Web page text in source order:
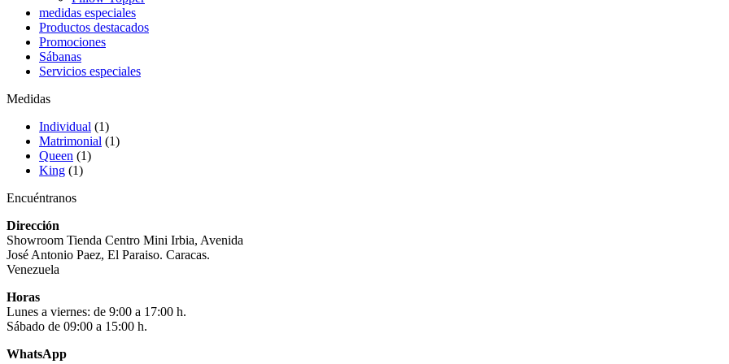
medidas especiales
Productos destacados
Promociones
Sábanas
Servicios especiales
Medidas
Individual (1)
Matrimonial (1)
Queen (1)
King (1)
Encuéntranos
Dirección
Showroom Tienda Centro Mini Irbia, Avenida
José Antonio Paez, El Paraiso. Caracas.
Venezuela
Horas
Lunes a viernes: de 9:00 a 17:00 h.
Sábado de 09:00 a 15:00 h.
WhatsApp